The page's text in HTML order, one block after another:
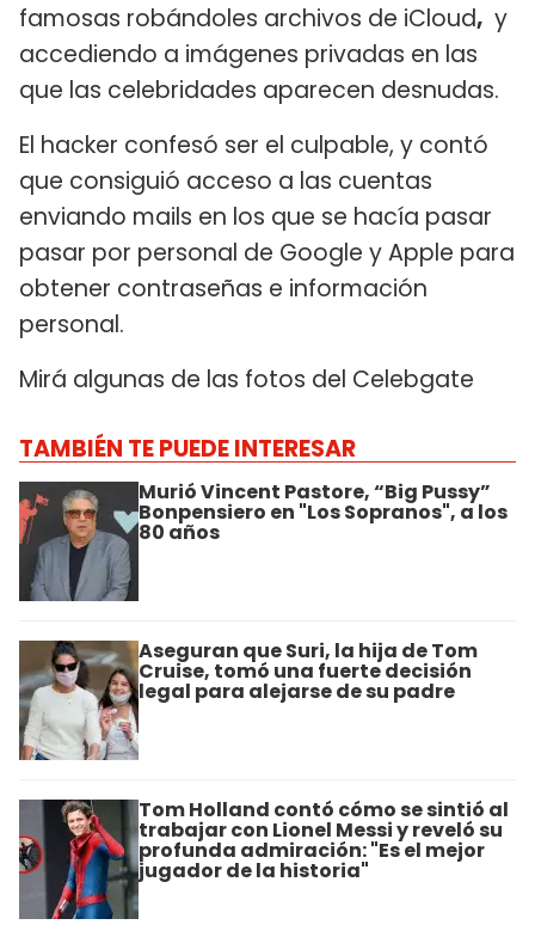
famosas robándoles archivos de iCloud, y
accediendo a imágenes privadas en las
que las celebridades aparecen desnudas.
El hacker confesó ser el culpable, y contó
que consiguió acceso a las cuentas
enviando mails en los que se hacía pasar
pasar por personal de Google y Apple para
obtener contraseñas e información
personal.
Mirá algunas de las fotos del Celebgate
TAMBIÉN TE PUEDE INTERESAR
Murió Vincent Pastore, “Big Pussy”
Bonpensiero en "Los Sopranos", a los
80 años
Aseguran que Suri, la hija de Tom
Cruise, tomó una fuerte decisión
legal para alejarse de su padre
Tom Holland contó cómo se sintió al
trabajar con Lionel Messi y reveló su
profunda admiración: "Es el mejor
jugador de la historia"